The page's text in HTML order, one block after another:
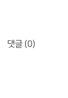
댓글 (0)